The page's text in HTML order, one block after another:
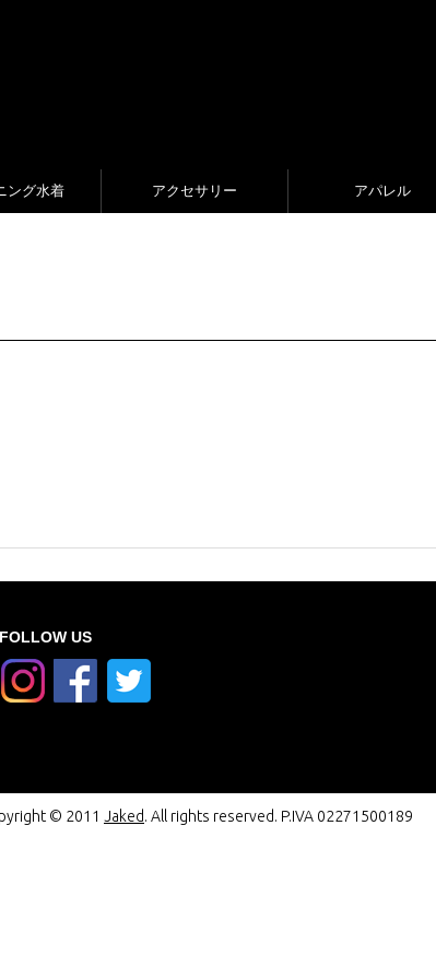
ング水着 アクセサリー アパレル
FOLLOW US
© 2011 Jaked. All rights reserved. P.IVA 02271500189